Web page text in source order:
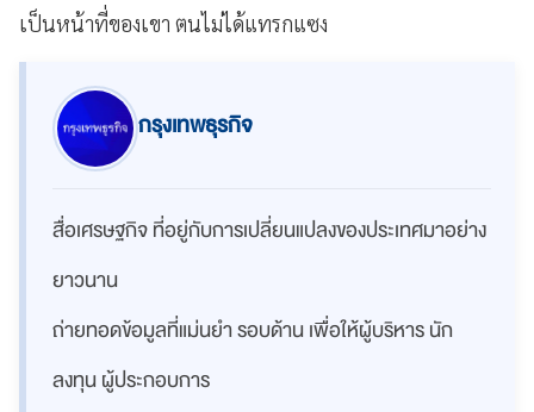
เป็นหน้าที่ของเขา ตนไม่ได้แทรกแซง
กรุงเทพธุรกิจ
สื่อเศรษฐกิจ ที่อยู่กับการเปลี่ยนแปลงของประเทศมาอย่าง
ยาวนาน
ถ่ายทอดข้อมูลที่แม่นยำ รอบด้าน เพื่อให้ผู้บริหาร นัก
ลงทุน ผู้ประกอบการ